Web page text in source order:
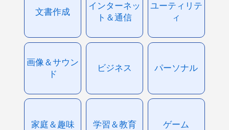
文書作成
インターネッ
ト＆通信
ユーティリテ
ィ
画像＆サウン
ド
ビジネス パーソナル
家庭＆趣味 学習＆教育 ゲーム